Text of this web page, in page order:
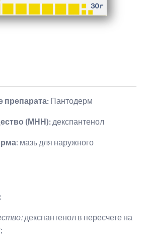
препарата: Пантодерм
(МНН): декспантенол
: мазь для наружного
декспантенол в пересчете на